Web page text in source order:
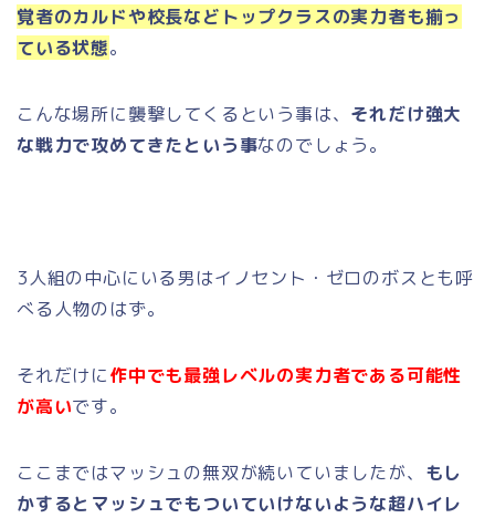
覚者のカルドや校長などトップクラスの実力者も揃っ
ている状態。
こんな場所に襲撃してくるという事は、 それだけ強大
な戦力で攻めてきたという事なのでしょう。
3人組の中心にいる男はイノセント・ゼロのボスとも呼
べる人物のはず。
それだけに作中でも最強レベルの実力者である可能性
が高いです。
ここまではマッシュの無双が続いていましたが、 もし
かするとマッシュでもついていけないような超ハイレ